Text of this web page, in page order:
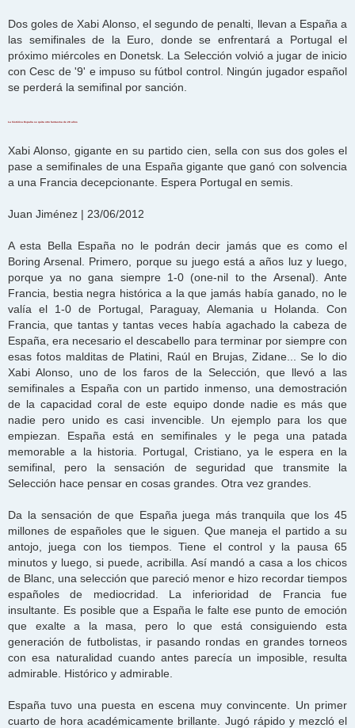
Dos goles de Xabi Alonso, el segundo de penalti, llevan a España a
las semifinales de la Euro, donde se enfrentará a Portugal el
próximo miércoles en Donetsk. La Selección volvió a jugar de inicio
con Cesc de '9' e impuso su fútbol control. Ningún jugador español
se perderá la semifinal por sanción.
La histórica España se quita otro fantasma de 28 años
Xabi Alonso, gigante en su partido cien, sella con sus dos goles el
pase a semifinales de una España gigante que ganó con solvencia
a una Francia decepcionante. Espera Portugal en semis.
Juan Jiménez | 23/06/2012
A esta Bella España no le podrán decir jamás que es como el
Boring Arsenal. Primero, porque su juego está a años luz y luego,
porque ya no gana siempre 1-0 (one-nil to the Arsenal). Ante
Francia, bestia negra histórica a la que jamás había ganado, no le
valía el 1-0 de Portugal, Paraguay, Alemania u Holanda. Con
Francia, que tantas y tantas veces había agachado la cabeza de
España, era necesario el descabello para terminar por siempre con
esas fotos malditas de Platini, Raúl en Brujas, Zidane... Se lo dio
Xabi Alonso, uno de los faros de la Selección, que llevó a las
semifinales a España con un partido inmenso, una demostración
de la capacidad coral de este equipo donde nadie es más que
nadie pero unido es casi invencible. Un ejemplo para los que
empiezan. España está en semifinales y le pega una patada
memorable a la historia. Portugal, Cristiano, ya le espera en la
semifinal, pero la sensación de seguridad que transmite la
Selección hace pensar en cosas grandes. Otra vez grandes.
Da la sensación de que España juega más tranquila que los 45
millones de españoles que le siguen. Que maneja el partido a su
antojo, juega con los tiempos. Tiene el control y la pausa 65
minutos y luego, si puede, acribilla. Así mandó a casa a los chicos
de Blanc, una selección que pareció menor e hizo recordar tiempos
españoles de mediocridad. La inferioridad de Francia fue
insultante. Es posible que a España le falte ese punto de emoción
que exalte a la masa, pero lo que está consiguiendo esta
generación de futbolistas, ir pasando rondas en grandes torneos
con esa naturalidad cuando antes parecía un imposible, resulta
admirable. Histórico y admirable.
España tuvo una puesta en escena muy convincente. Un primer
cuarto de hora académicamente brillante. Jugó rápido y mezcló el